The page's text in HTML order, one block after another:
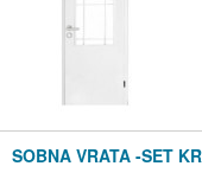
SOBNA VRATA -SET